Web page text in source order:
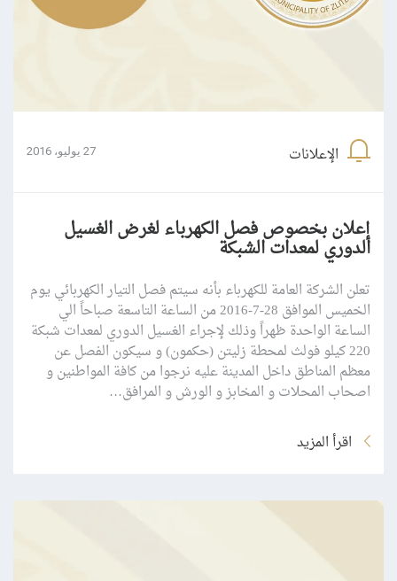
الإعلانات 27 يوليو، 2016
إعلان بخصوص فصل الكهرباء لغرض الغسيل
الدوري لمعدات الشبكة
تعلن الشركة العامة للكهرباء بأنه سيتم فصل التيار الكهربائي يوم
الخميس الموافق 28-7-2016 من الساعة التاسعة صباحاً الي
الساعة الواحدة ظهراً وذلك لإجراء الغسيل الدوري لمعدات شبكة
220 كيلو فولث لمحطة زليتن (حكمون) و سيكون الفصل عن
معظم المناطق داخل المدينة عليه نرجوا من كافة المواطنين و
اصحاب المحلات و المخابز و الورش و المرافق…
اقرأ المزيد